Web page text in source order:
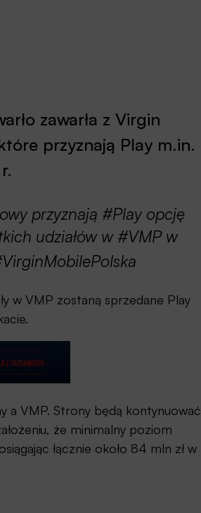
zawarła z Virgin
przyznają Play m.in.
przyznają #Play opcję
udziałów w #VMP w
w VMP zostaną sprzedane Play
a VMP. Strony będą kontynuować
że minimalny poziom
łącznie około 84 mln zł w